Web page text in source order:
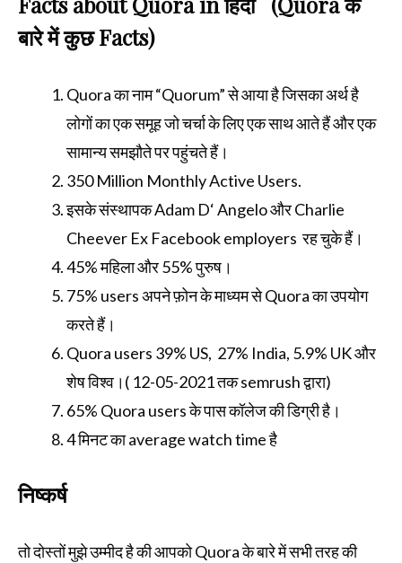
बारे में कुछ Facts)
Quora का नाम “Quorum” से आया है जिसका अर्थ है
लोगों का एक समूह जो चर्चा के लिए एक साथ आते हैं और एक
सामान्य समझौते पर पहुंचते हैं।
350 Million Monthly Active Users.
इसके संस्थापक Adam D‘ Angelo और Charlie
Cheever Ex Facebook employers रह चुके हैं।
45% महिला और 55% पुरुष।
75% users अपने फ़ोन के माध्यम से Quora का उपयोग
करते हैं।
Quora users 39% US, 27% India, 5.9% UK और
शेष विश्व।( 12-05-2021 तक semrush द्वारा)
65% Quora users के पास कॉलेज की डिग्री है।
4 मिनट का average watch time है
निष्कर्ष
तो दोस्तों मुझे उम्मीद है की आपको Quora के बारे में सभी तरह की